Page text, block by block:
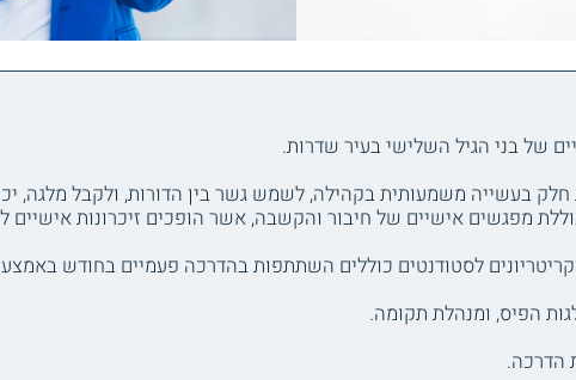
של בני הגיל השלישי בעיר שדרות.
בעשייה משמעותית בקהילה, לשמש גשר בין הדורות, ולקבל מלגה,
מפגשים אישיים של חיבור והקשבה, אשר הופכים זיכרונות
לסטודנטים כוללים השתתפות בהדרכה פעמיים בחודש
הפיס, ומנהלת תקומה.